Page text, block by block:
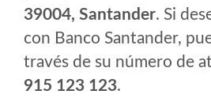
39004, Santander. Si
con Banco Santander,
través de su número de
915 123 123.